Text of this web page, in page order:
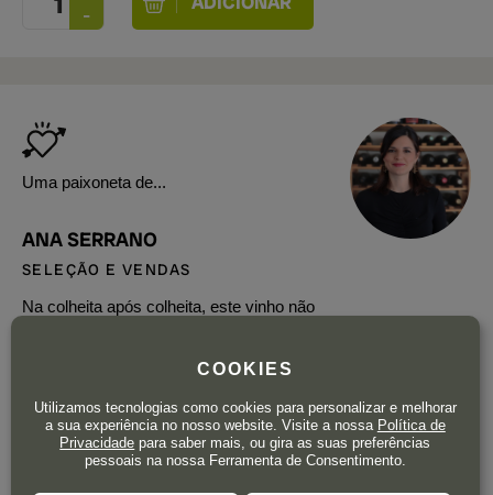
Uma paixoneta de...
ANA SERRANO
SELEÇÃO E VENDAS
Na colheita após colheita, este vinho não
porque o adoro, mas porque sempre que o
abri com amigos, foi um sucesso. Tem tudo:
requinte, equilíbrio, frescura e personalidade.
Um pedacinho do Mediterrâneo mais puro ao
COOKIES
Utilizamos tecnologias como cookies para personalizar e melhorar
a sua experiência no nosso website. Visite a nossa Política de
Privacidade para saber mais, ou gira as suas preferências
pessoais na nossa Ferramenta de Consentimento.